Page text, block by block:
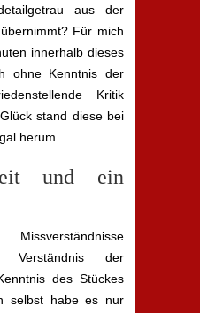
aus der
Für mich
innerhalb dieses
ohne Kenntnis der
Kritik
stand diese bei
herum……
und ein
Verständnis der
des Stückes
selbst habe es nur